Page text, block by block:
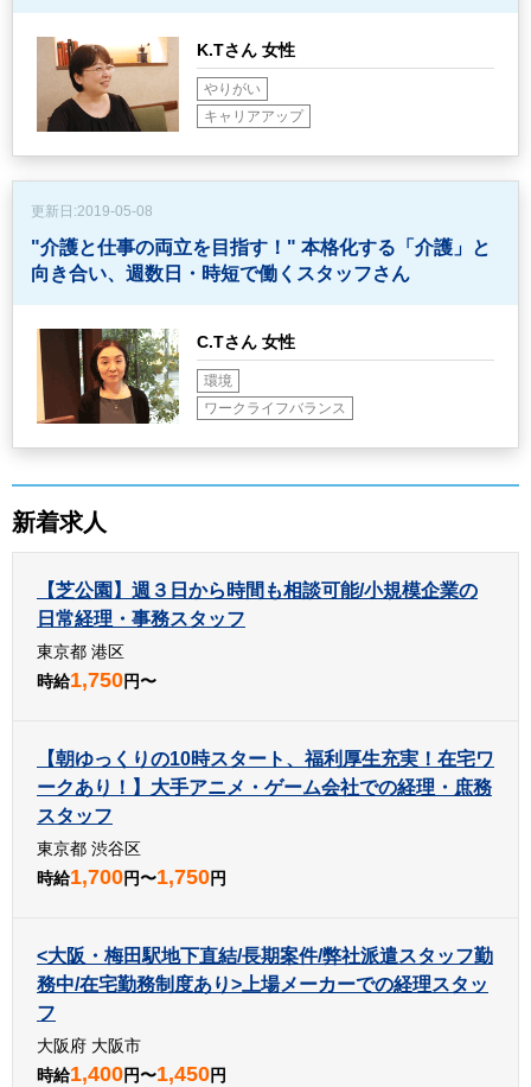
K.Tさん 女性
やりがい
キャリアアップ
更新日:2019-05-08
"介護と仕事の両立を目指す！" 本格化する「介護」と
向き合い、週数日・時短で働くスタッフさん
C.Tさん 女性
環境
ワークライフバランス
新着求人
【芝公園】週３日から時間も相談可能/小規模企業の
日常経理・事務スタッフ
東京都 港区
時給1,750円〜
【朝ゆっくりの10時スタート、福利厚生充実！在宅ワ
ークあり！】大手アニメ・ゲーム会社での経理・庶務
スタッフ
東京都 渋谷区
時給1,700円〜1,750円
<大阪・梅田駅地下直結/長期案件/弊社派遣スタッフ勤
務中/在宅勤務制度あり>上場メーカーでの経理スタッ
フ
大阪府 大阪市
時給1,400円〜1,450円